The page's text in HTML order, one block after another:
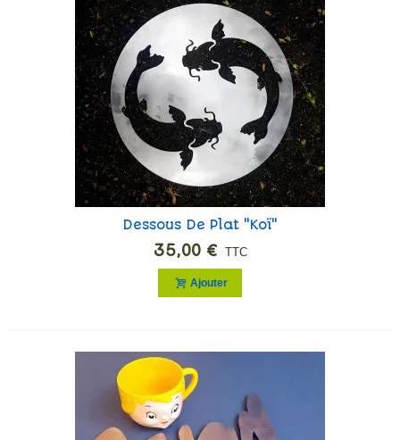
Dessous De Plat "Koï"
35,00 € TTC
Ajouter